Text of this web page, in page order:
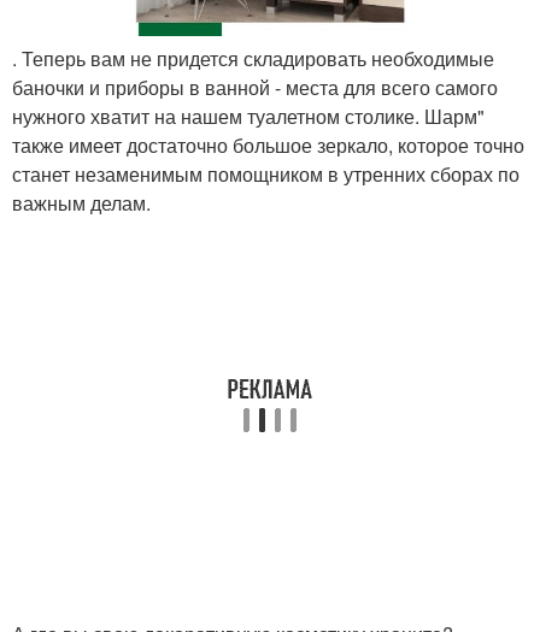
. Теперь вам не придется складировать необходимые
баночки и приборы в ванной - места для всего самого
нужного хватит на нашем туалетном столике. Шарм"
также имеет достаточно большое зеркало, которое точно
станет незаменимым помощником в утренних сборах по
важным делам.